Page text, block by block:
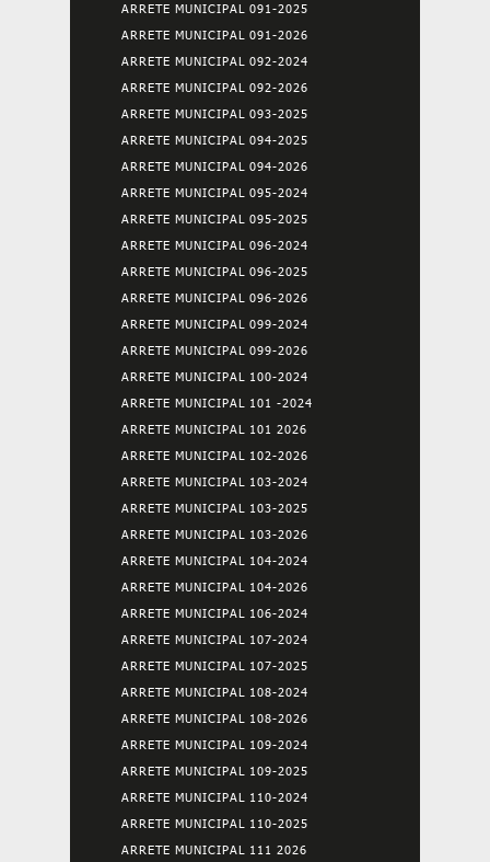
ARRETE MUNICIPAL 091-2025
ARRETE MUNICIPAL 091-2026
ARRETE MUNICIPAL 092-2024
ARRETE MUNICIPAL 092-2026
ARRETE MUNICIPAL 093-2025
ARRETE MUNICIPAL 094-2025
ARRETE MUNICIPAL 094-2026
ARRETE MUNICIPAL 095-2024
ARRETE MUNICIPAL 095-2025
ARRETE MUNICIPAL 096-2024
ARRETE MUNICIPAL 096-2025
ARRETE MUNICIPAL 096-2026
ARRETE MUNICIPAL 099-2024
ARRETE MUNICIPAL 099-2026
ARRETE MUNICIPAL 100-2024
ARRETE MUNICIPAL 101 -2024
ARRETE MUNICIPAL 101 2026
ARRETE MUNICIPAL 102-2026
ARRETE MUNICIPAL 103-2024
ARRETE MUNICIPAL 103-2025
ARRETE MUNICIPAL 103-2026
ARRETE MUNICIPAL 104-2024
ARRETE MUNICIPAL 104-2026
ARRETE MUNICIPAL 106-2024
ARRETE MUNICIPAL 107-2024
ARRETE MUNICIPAL 107-2025
ARRETE MUNICIPAL 108-2024
ARRETE MUNICIPAL 108-2026
ARRETE MUNICIPAL 109-2024
ARRETE MUNICIPAL 109-2025
ARRETE MUNICIPAL 110-2024
ARRETE MUNICIPAL 110-2025
ARRETE MUNICIPAL 111 2026